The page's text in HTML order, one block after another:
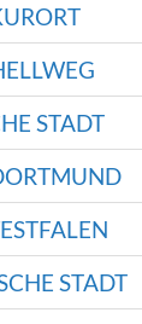
STADT
STADT